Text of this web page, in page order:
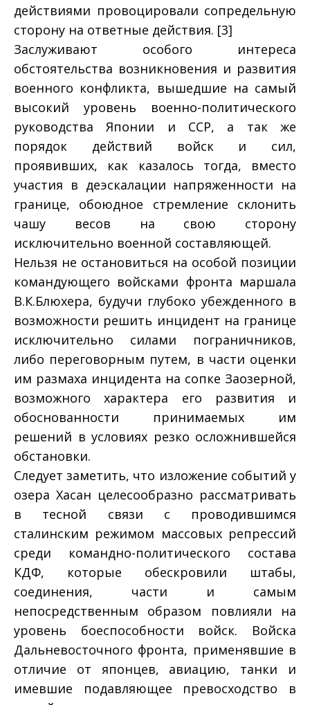
действиями провоцировали сопредельную
сторону на ответные действия. [3]
Заслуживают особого интереса
обстоятельства возникновения и развития
военного конфликта, вышедшие на самый
высокий уровень военно-политического
руководства Японии и ССР, а так же
порядок действий войск и сил,
проявивших, как казалось тогда, вместо
участия в деэскалации напряженности на
границе, обоюдное стремление склонить
чашу весов на свою сторону
исключительно военной составляющей.
Нельзя не остановиться на особой позиции
командующего войсками фронта маршала
В.К.Блюхера, будучи глубоко убежденного в
возможности решить инцидент на границе
исключительно силами пограничников,
либо переговорным путем, в части оценки
им размаха инцидента на сопке Заозерной,
возможного характера его развития и
обоснованности принимаемых им
решений в условиях резко осложнившейся
обстановки.
Следует заметить, что изложение событий у
озера Хасан целесообразно рассматривать
в тесной связи с проводившимся
сталинским режимом массовых репрессий
среди командно-политического состава
КДФ, которые обескровили штабы,
соединения, части и самым
непосредственным образом повлияли на
уровень боеспособности войск. Войска
Дальневосточного фронта, применявшие в
отличие от японцев, авиацию, танки и
имевшие подавляющее превосходство в